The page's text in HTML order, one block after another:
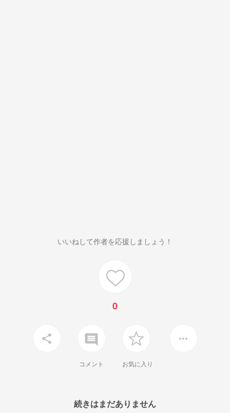
いいねして作者を応援しましょう！
0
share insert_comment
コメント お気に入り
more_horiz
続きはまだありません